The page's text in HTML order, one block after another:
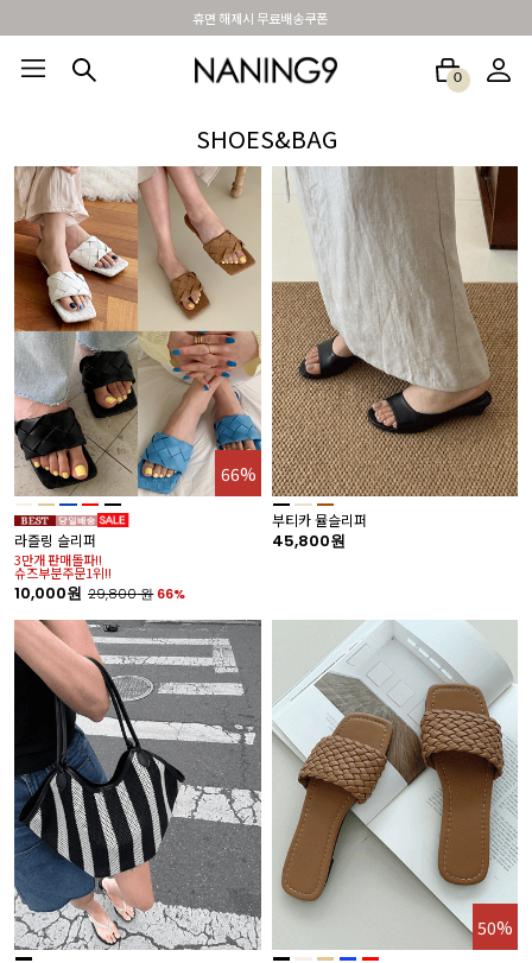
BEST 포토리뷰 - 매주 2명추첨 3만원쿠폰
0
SHOES&BAG
66%
라즐링 슬리퍼
3만개 판매돌파!!
슈즈부분주문1위!!
10,000원 29,800원 66%
부티카 뮬슬리퍼
45,800원
50%